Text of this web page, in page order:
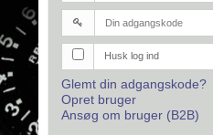
Husk log ind
Glemt din adgangskode?
Opret bruger
Ansøg om bruger (B2B)